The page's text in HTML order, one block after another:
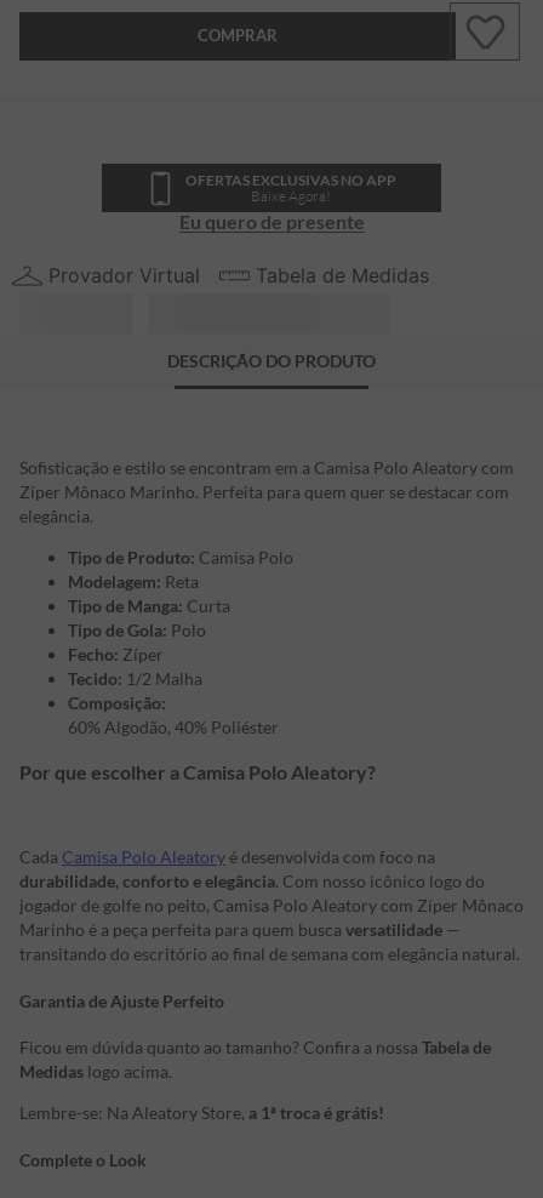
COMPRAR
OFERTAS EXCLUSIVAS NO APP
Baixe Agora!
Eu quero de presente
Provador Virtual Tabela de Medidas
DESCRIÇÃO DO PRODUTO
Sofisticação e estilo se encontram em a Camisa Polo Aleatory com
Zíper Mônaco Marinho. Perfeita para quem quer se destacar com
elegância.
Tipo de Produto: Camisa Polo
Modelagem: Reta
Tipo de Manga: Curta
Tipo de Gola: Polo
Fecho: Zíper
Tecido: 1/2 Malha
Composição:
60% Algodão, 40% Poliéster
Por que escolher a Camisa Polo Aleatory?
Cada Camisa Polo Aleatory é desenvolvida com foco na
durabilidade, conforto e elegância. Com nosso icônico logo do
jogador de golfe no peito, Camisa Polo Aleatory com Zíper Mônaco
Marinho é a peça perfeita para quem busca versatilidade —
transitando do escritório ao final de semana com elegância natural.
Garantia de Ajuste Perfeito
Ficou em dúvida quanto ao tamanho? Confira a nossa Tabela de
Medidas logo acima.
Lembre-se: Na Aleatory Store, a 1ª troca é grátis!
Complete o Look